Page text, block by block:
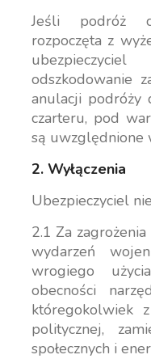
Jeśli podróż
rozpoczęta z
odszkodowanie
anulacji podróży
czarteru, pod
są uwzględnione
2. Wyłączenia
Ubezpieczyciel
2.1 Za
wydarzeń
wrogiego
obecności
któregokolwiek
politycznej,
społecznych i